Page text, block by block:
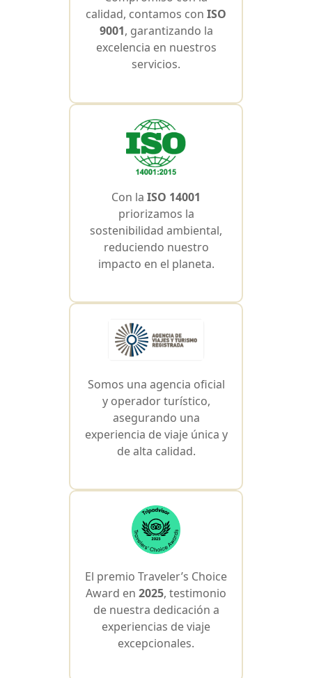
calidad, contamos con ISO
9001, garantizando la
excelencia en nuestros
servicios.
Con la ISO 14001
priorizamos la
sostenibilidad ambiental,
reduciendo nuestro
impacto en el planeta.
Somos una agencia oficial
y operador turístico,
asegurando una
experiencia de viaje única y
de alta calidad.
El premio Traveler’s Choice
Award en 2025, testimonio
de nuestra dedicación a
experiencias de viaje
excepcionales.